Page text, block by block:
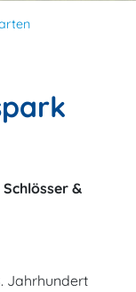
&
Jahrhundert